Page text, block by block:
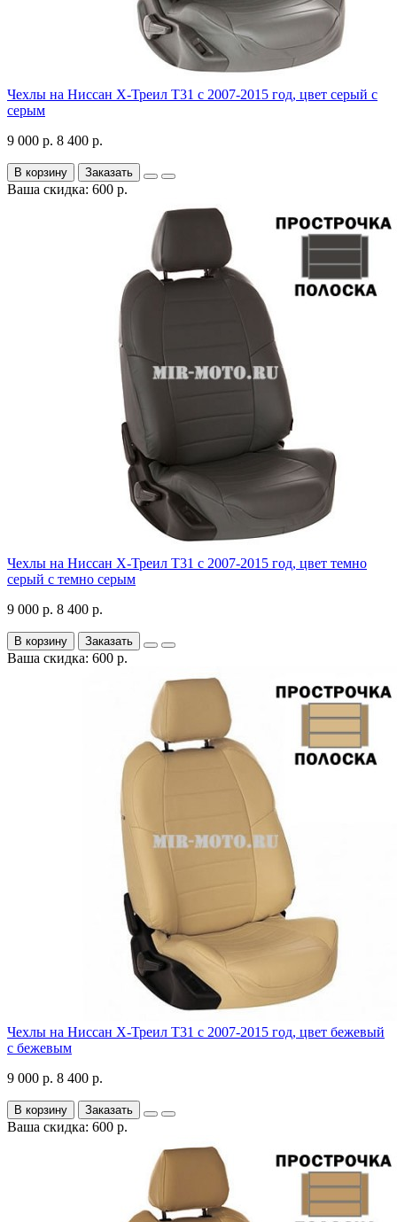
Чехлы на Ниссан Х-Треил Т31 с 2007-2015 год, цвет серый с
серым
9 000 р. 8 400 р.
В корзину Заказать
Ваша скидка: 600 р.
Чехлы на Ниссан Х-Треил Т31 с 2007-2015 год, цвет темно
серый с темно серым
9 000 р. 8 400 р.
В корзину Заказать
Ваша скидка: 600 р.
Чехлы на Ниссан Х-Треил Т31 с 2007-2015 год, цвет бежевый
с бежевым
9 000 р. 8 400 р.
В корзину Заказать
Ваша скидка: 600 р.